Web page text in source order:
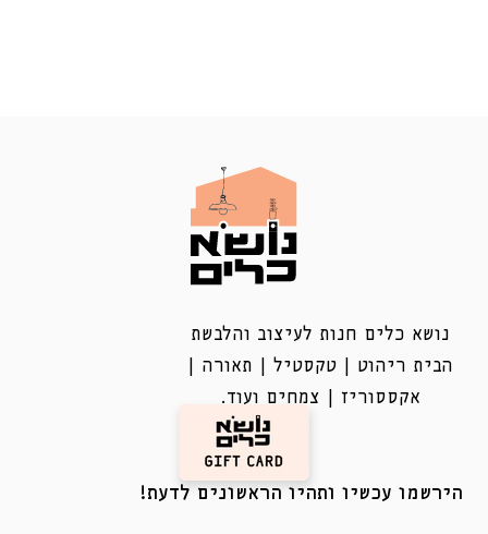
נושא כלים חנות לעיצוב והלבשת
הבית ריהוט | טקסטיל | תאורה |
אקססוריז | צמחים ועוד.
הירשמו עכשיו ותהיו הראשונים לדעת!